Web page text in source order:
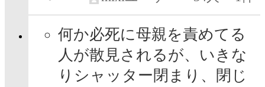
何か必死に母親を責めてる
人が散見されるが、いきな
りシャッター閉まり、閉じ